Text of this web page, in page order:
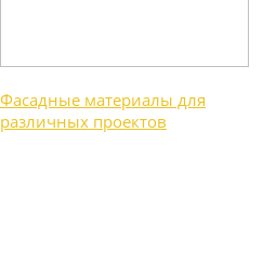
Фасадные материалы для
различных проектов